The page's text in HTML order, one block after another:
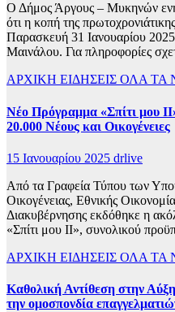
Ο Δήμος Άργους – Μυκηνών
ότι η κοπή της
Παρασκευή 31 Ιανουαρίου
Μαινάλου. Για πληροφορίες
ΑΡΧΙΚΗ ΕΙΔΗΣΕΙΣ ΟΛΑ ΤΑ
Νέο Πρόγραμμα «Σπίτι μου
20.000 Νέους και Οικογένειες
15 Ιανουαρίου 2025 drlive
Από τα Γραφεία Τύπου των
Οικογένειας, Εθνικής
Διακυβέρνησης εκδόθηκε η
«Σπίτι μου ΙΙ», συνολικού
ΑΡΧΙΚΗ ΕΙΔΗΣΕΙΣ ΟΛΑ ΤΑ
Καθολική Αντίθεση στην
την ομοσπονδία